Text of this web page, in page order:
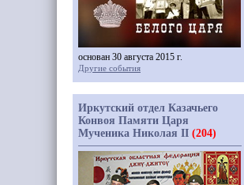
основан 30 августа 2015 г.
Другие события
Иркутский отдел Казачьего
Конвоя Памяти Царя
Мученика Николая II (204)